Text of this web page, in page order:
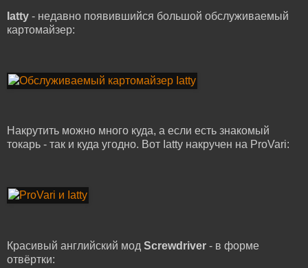
Iatty - недавно появившийся большой обслуживаемый
картомайзер:
Накрутить можно много куда, а если есть знакомый
токарь - так и куда угодно. Вот Iatty накручен на ProVari:
Красивый английский мод Screwdriver - в форме
отвёртки: